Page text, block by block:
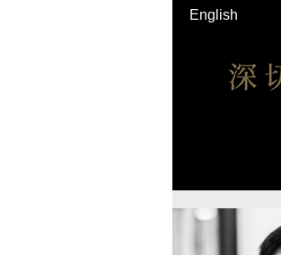
English